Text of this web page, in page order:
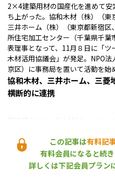
2×4建築用材の国産化を進めて安
ち上がった。協和木材（株）（東
三井ホーム（株）（東京都新宿
所住宅加工センター（千葉県千
表理事となって、11月８日に「
木材活用協議会」が発足。NPO
京区）に事務局を置いて活動を始
協和木材、三井ホーム、三菱
横断的に連携
同協議会には、2×4材のメーカー
体、賛助会員は４社・団体とな
材等の需給に関する情報共有を進
「見える化」し、国産材の利用
部材の実証実験などを通じて強
この記事は有料記
有料会員になると続
詳しくは下記会員プラン